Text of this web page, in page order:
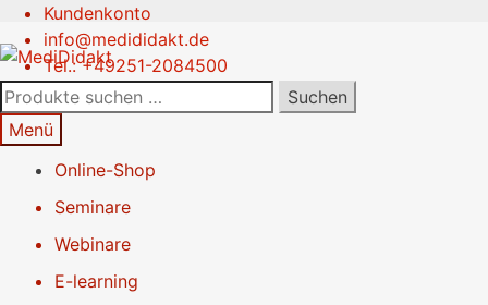
Kundenkonto
info@medididakt.de
Tel.: +49251-2084500
Zur
Navigation
springen
Springe
zum
Inhalt
Suchen
nach:
Suchen
Menü
Online-Shop
Seminare
Webinare
E-learning